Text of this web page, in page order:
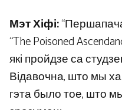
Мэт Хіфі:
“The Poisoned
які пройдзе са
Відавочна, што мы
гэта было тое, што